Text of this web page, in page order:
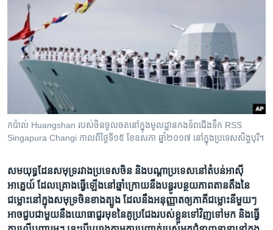
រចនា
ទៅ​
កាន់​
ទំព័រ​
រក
វិទ្យុ / ផតខាសថ៍
កម្មវិធីទាំងអស់
Khmer English
បណ្តាញ​សង្គម
កប៉ាល់ Huangshan របស់​ចិន​ចូល​ចត​នៅ​ក្នុង​មូលដ្ឋាន​កងទ័ព​ជើង​ទឹក RSS
Singapura Changi កាលពី​ថ្ងៃទី១៥ ខែឧសភា ឆ្នាំ២០១៧ នៅ​ក្នុង​ប្រទេស​សិង្ហបុរី។
សមយុទ្ធ​ដែន​សមុទ្រ​រវាង​ប្រទេស​ចិន និង​បណ្ដា​ប្រទេស​នៅ​តំបន់​អាស៊ី​
អាគ្នេយ៍ ដែល​គ្រោង​ធ្វើ​ឡើង​នៅ​ឆ្នាំ​ក្រោយ​នឹង​បន្ធូរបន្ថយ​ភាព​តានតឹង​នៃ​
ជម្លោះ​នៅ​ក្នុង​សមុទ្រ​ចិន​ខាង​ត្បូង ដែល​នឹង​អនុញ្ញាត​ឲ្យ​ភាគី​ជម្លោះ​នីមួយៗ​
អាច​ជួប​ជាមួយ​នឹង​យោធា​ជួរ​មុខ​នៃ​គូ​ប្រជែង​របស់​ខ្លួន​ទៅ​វិញ​ទៅ​មក និង​ធ្វើ​